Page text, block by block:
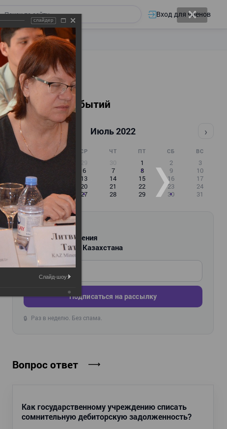
Вход для членов
Календарь событий
‹ Июль 2022 ›
ПН ВТ СР ЧТ ПТ СБ ВС
29 30 1 2
3
6 7 8 9
10
11
13 14 15 16
17
18
20 21 22 23
24
25
26 27 28 29 30 31
РАССЫЛКА
Новости и изменения
для бухгалтеров Казахстана
Введите ваш e-mail
Подписаться на рассылку
🔒 Раз в неделю. Без спама.
Вопрос ответ
Как государственному учреждению списать
сомнительную дебиторскую задолженность?
слайдер
Слайд-шоу: